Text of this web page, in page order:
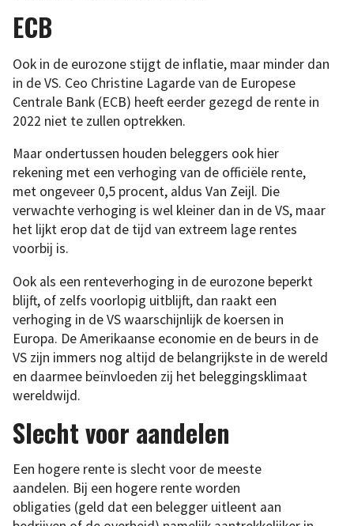
ECB
Ook in de eurozone stijgt de inflatie, maar minder dan
in de VS. Ceo Christine Lagarde van de Europese
Centrale Bank (ECB) heeft eerder gezegd de rente in
2022 niet te zullen optrekken.
Maar ondertussen houden beleggers ook hier
rekening met een verhoging van de officiële rente,
met ongeveer 0,5 procent, aldus Van Zeijl. Die
verwachte verhoging is wel kleiner dan in de VS, maar
het lijkt erop dat de tijd van extreem lage rentes
voorbij is.
Ook als een renteverhoging in de eurozone beperkt
blijft, of zelfs voorlopig uitblijft, dan raakt een
verhoging in de VS waarschijnlijk de koersen in
Europa. De Amerikaanse economie en de beurs in de
VS zijn immers nog altijd de belangrijkste in de wereld
en daarmee beïnvloeden zij het beleggingsklimaat
wereldwijd.
Slecht voor aandelen
Een hogere rente is slecht voor de meeste
aandelen. Bij een hogere rente worden
obligaties (geld dat een belegger uitleent aan